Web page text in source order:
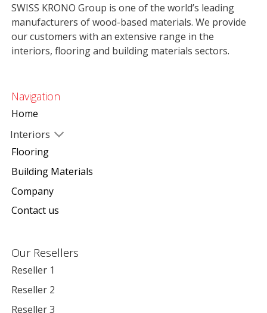
SWISS KRONO Group is one of the world’s leading
manufacturers of wood-based materials. We provide
our customers with an extensive range in the
interiors, flooring and building materials sectors.
Navigation
Home
Interiors
Flooring
Building Materials
Company
Contact us
Our Resellers
Reseller 1
Reseller 2
Reseller 3